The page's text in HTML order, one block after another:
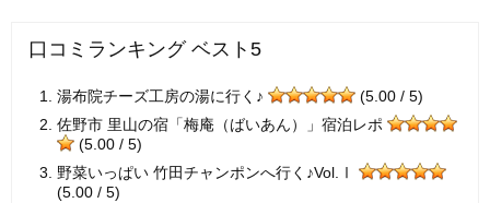
口コミランキング ベスト5
湯布院チーズ工房の湯に行く♪
(5.00 / 5)
佐野市 里山の宿「梅庵（ばいあん）」宿泊レポ
(5.00 / 5)
野菜いっぱい 竹田チャンポンへ行く♪Vol.Ⅰ
(5.00 / 5)